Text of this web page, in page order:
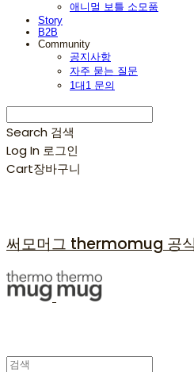
애니멀 보틀 소모품
Story
B2B
Community
공지사항
자주 묻는 질문
1대1 문의
Search 검색
Log In 로그인
Cart장바구니
써모머그 thermomug 공